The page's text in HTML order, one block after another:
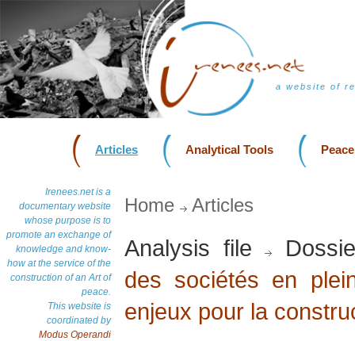
a website of
Articles Analytical Tools
Irenees.net is a
documentary website
whose purpose is to
promote an exchange of
knowledge and know-
how at the service of the
construction of an Art of
peace.
This website is
coordinated by
Modus Operandi
Home Articles
Analysis file
des sociétés en
enjeux pour la